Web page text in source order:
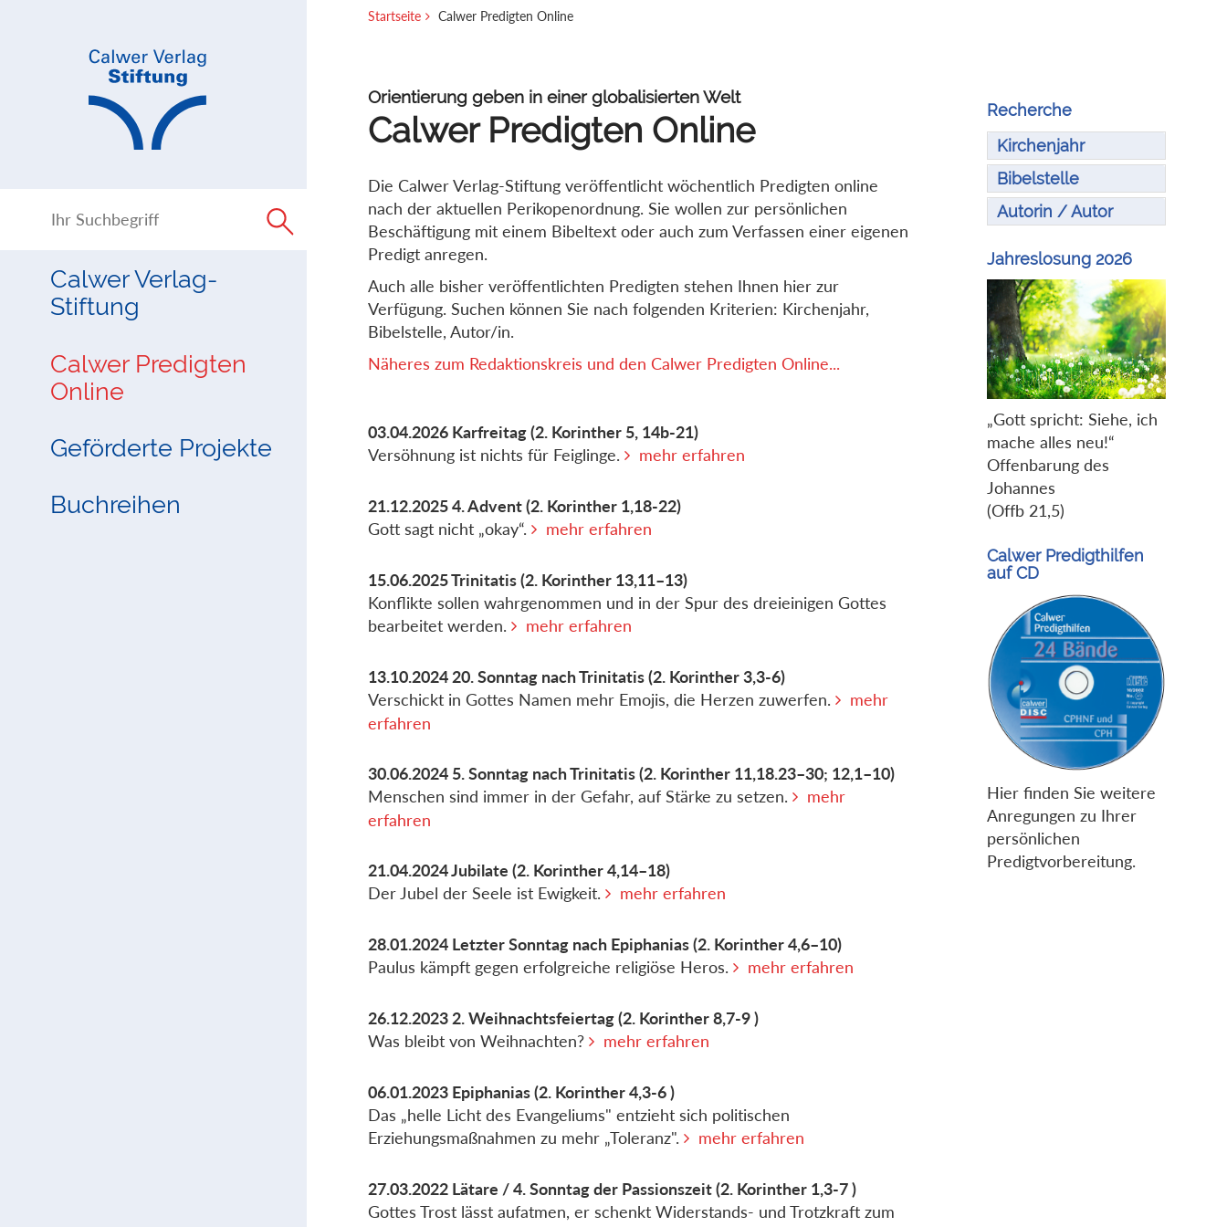
Calwer Verlag-
Stiftung
Calwer Predigten
Online
Geförderte Projekte
Buchreihen
Startseite Calwer Predigten Online
Orientierung geben in einer globalisierten Welt
Calwer Predigten Online
Die Calwer Verlag-Stiftung veröffentlicht wöchentlich Predigten online
nach der aktuellen Perikopenordnung. Sie wollen zur persönlichen
Beschäftigung mit einem Bibeltext oder auch zum Verfassen einer eigenen
Predigt anregen.
Auch alle bisher veröffentlichten Predigten stehen Ihnen hier zur
Verfügung. Suchen können Sie nach folgenden Kriterien: Kirchenjahr,
Bibelstelle, Autor/in.
Näheres zum Redaktionskreis und den Calwer Predigten Online...
03.04.2026 Karfreitag(2. Korinther 5, 14b-21)
Versöhnung ist nichts für Feiglinge.
mehr erfahren
21.12.20254. Advent(2. Korinther 1,18-22)
Gott sagt nicht „okay“.
mehr erfahren
15.06.2025Trinitatis(2. Korinther 13,11–13)
Konflikte sollen wahrgenommen und in der Spur des dreieinigen Gottes
bearbeitet werden.
mehr erfahren
13.10.2024 20. Sonntag nach Trinitatis(2. Korinther 3,3-6)
Verschickt in Gottes Namen mehr Emojis, die Herzen zuwerfen.
mehr
erfahren
30.06.2024 5. Sonntag nach Trinitatis(2. Korinther 11,18.23–30; 12,1–10)
Menschen sind immer in der Gefahr, auf Stärke zu setzen.
mehr
erfahren
21.04.2024Jubilate (2. Korinther 4,14–18)
Der Jubel der Seele ist Ewigkeit.
mehr erfahren
28.01.2024 Letzter Sonntag nach Epiphanias(2. Korinther 4,6–10)
Paulus kämpft gegen erfolgreiche religiöse Heros.
mehr erfahren
26.12.2023 2. Weihnachtsfeiertag(2. Korinther 8,7-9 )
Was bleibt von Weihnachten?
mehr erfahren
06.01.2023 Epiphanias(2. Korinther 4,3-6 )
Das „helle Licht des Evangeliums" entzieht sich politischen
Erziehungsmaßnahmen zu mehr „Toleranz".
mehr erfahren
27.03.2022 Lätare / 4. Sonntag der Passionszeit(2. Korinther 1,3-7 )
Gottes Trost lässt aufatmen, er schenkt Widerstands- und Trotzkraft zum
Recherche
Kirchenjahr
Bibelstelle
Autorin / Autor
Jahreslosung 2026
„Gott spricht: Siehe, ich
mache alles neu!“
Offenbarung des
Johannes
(Offb 21,5)
Calwer Predigthilfen
auf CD
Hier finden Sie weitere
Anregungen zu Ihrer
persönlichen
Predigtvorbereitung.